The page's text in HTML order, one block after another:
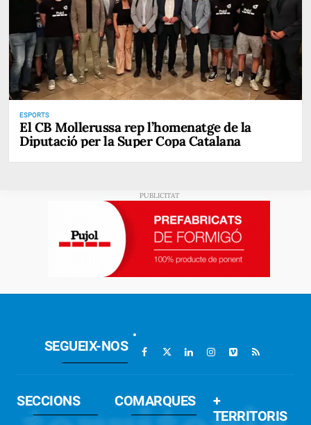
ESPORTS
El CB Mollerussa rep l’homenatge de la
Diputació per la Super Copa Catalana
SEGUEIX-NOS
SECCIONS COMARQUES
+
TERRITORIS